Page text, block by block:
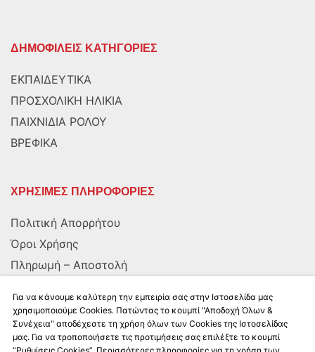
ΔΗΜΟΦΙΛΕΙΣ ΚΑΤΗΓΟΡΙΕΣ
ΕΚΠΑΙΔΕΥΤΙΚΑ
ΠΡΟΣΧΟΛΙΚΗ ΗΛΙΚΙΑ
ΠΑΙΧΝΙΔΙΑ ΡΟΛΟΥ
ΒΡΕΦΙΚΑ
ΧΡΗΣΙΜΕΣ ΠΛΗΡΟΦΟΡΙΕΣ
Πολιτική Απορρήτου
Όροι Χρήσης
Πληρωμή – Αποστολή
ΑΚΟΛΟΥΘΗΣΤΕ ΜΑΣ
Για να κάνουμε καλύτερη την εμπειρία σας στην Ιστοσελίδα μας
χρησιμοποιούμε Cookies. Πατώντας το κουμπί "Αποδοχή Όλων &
Συνέχεια" αποδέχεστε τη χρήση όλων των Cookies της Ιστοσελίδας
μας. Για να τροποποιήσετε τις προτιμήσεις σας επιλέξτε το κουμπί